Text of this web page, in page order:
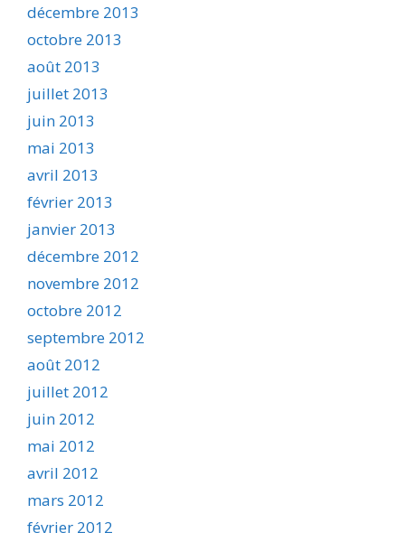
décembre 2013
octobre 2013
août 2013
juillet 2013
juin 2013
mai 2013
avril 2013
février 2013
janvier 2013
décembre 2012
novembre 2012
octobre 2012
septembre 2012
août 2012
juillet 2012
juin 2012
mai 2012
avril 2012
mars 2012
février 2012